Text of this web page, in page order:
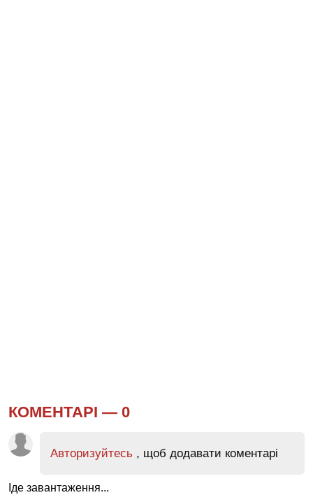
КОМЕНТАРІ — 0
Авторизуйтесь , щоб додавати коментарі
Іде завантаження...